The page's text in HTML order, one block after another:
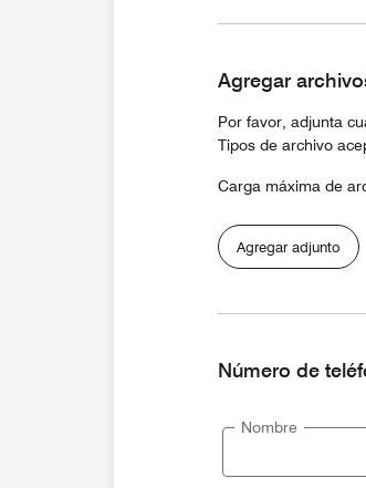
Agregar
Por favor, adjunta
Tipos de archivo
Carga máxima de
Agregar adjunto
Número de
Nombre